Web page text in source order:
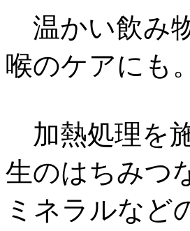
温かい飲み
喉のケアにも。
加熱処理を
生のはちみつ
ミネラルなど